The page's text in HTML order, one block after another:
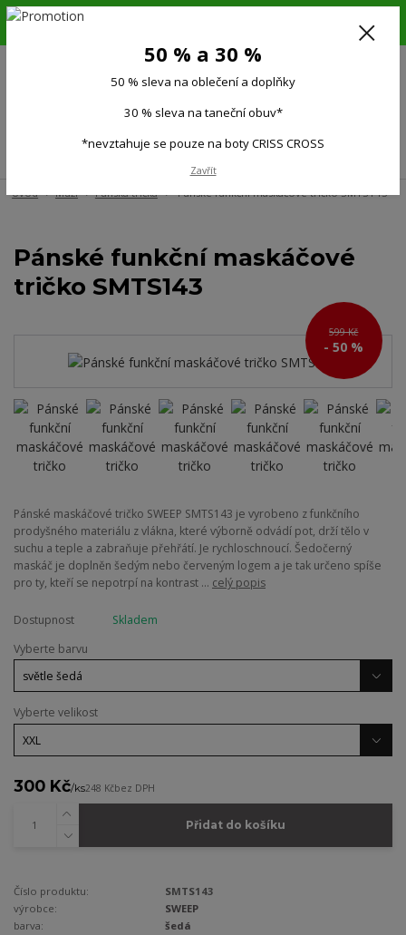
6.-16.8.26. DOVOLENÁ !!! 50 % SLEVA na všechno oblečení a doplňky !!!
(Po-Pá 9:00-15.00)
Úvod Muži Pánská trička Pánské funkční maskáčové tričko SMTS143
Pánské funkční maskáčové
tričko SMTS143
599 Kč
- 50 %
Pánské maskáčové tričko SWEEP SMTS143 je vyrobeno z funkčního
prodyšného materiálu z vlákna, které výborně odvádí pot, drží tělo v
suchu a teple a zabraňuje přehřátí. Je rychloschnoucí. Šedočerný
maskáč je doplněn šedým nebo červeným logem a je tak určeno spíše
pro ty, kteří se nepotrpí na kontrast ... celý popis
Dostupnost
Skladem
Vyberte barvu
Vyberte velikost
300 Kč/ks248 Kčbez DPH
Přidat do košíku
Číslo produktu:
SMTS143
výrobce:
SWEEP
barva:
šedá
50 % a 30 %
50 % sleva na oblečení a doplňky
30 % sleva na taneční obuv*
*nevztahuje se pouze na boty CRISS CROSS
Zavřít